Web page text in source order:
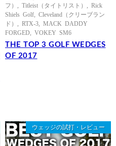
フ）
Titleist（タイトリスト）
Rick
Shiels Golf
Cleveland（クリーブラン
ド）
RTX-3
MACK DADDY
FORGED
VOKEY SM6
THE TOP 3 GOLF WEDGES
OF 2017
ウェッジの試打・レビュー